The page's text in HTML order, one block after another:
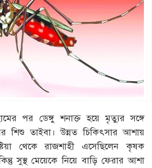
পর ডেঙ্গু শনাক্ত হয়ে মৃত্যুর সঙ্গে
শিশু তাইবা। উন্নত চিকিৎসার আশায়
থেকে রাজশাহী এসেছিলেন কৃষক
সুস্থ মেয়েকে নিয়ে বাড়ি ফেরার আশা